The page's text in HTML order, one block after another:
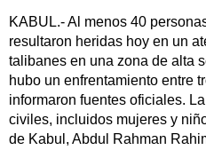
KABUL.- Al menos 40
resultaron heridas hoy en un
talibanes en una zona de alta
hubo un enfrentamiento entre
informaron fuentes oficiales.
civiles, incluidos mujeres y
de Kabul, Abdul Rahman